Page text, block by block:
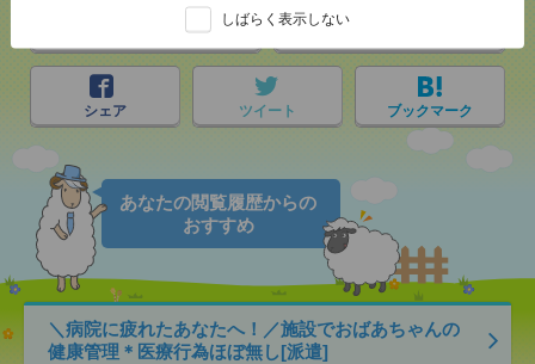
しばらく表示しない
で送る LINE
シェア ツイート ブックマーク
あなたの閲覧履歴からの
おすすめ
＼病院に疲れたあなたへ！／施設でおばあちゃんの
健康管理＊医療行為ほぼ無し[派遣]